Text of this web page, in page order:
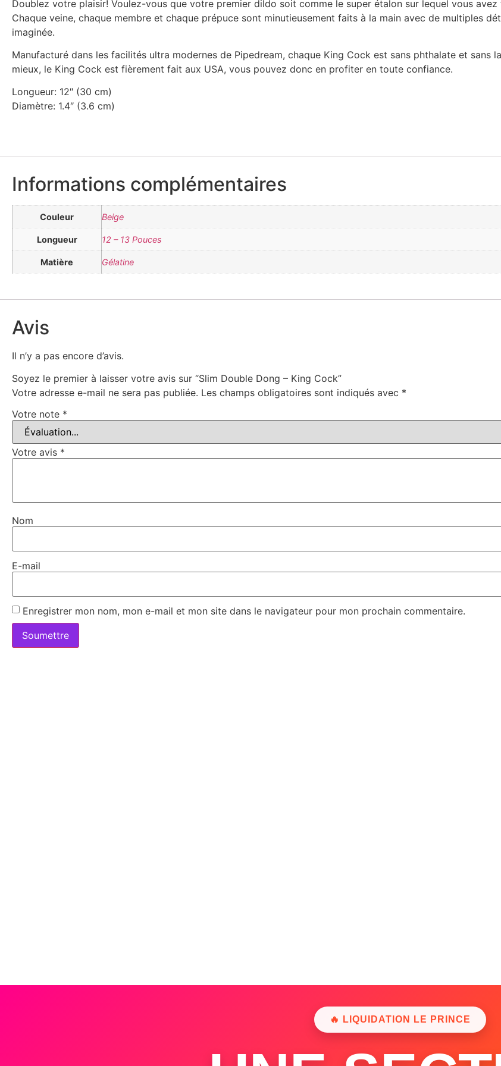
Doublez votre plaisir! Voulez-vous que votre premier dildo soit comme le super étalon sur lequel vous
Chaque veine, chaque membre et chaque prépuce sont minutieusement faits à la main avec de multiples
imaginée.
Manufacturé dans les facilités ultra modernes de Pipedream, chaque King Cock est sans phthalate et
mieux, le King Cock est fièrement fait aux USA, vous pouvez donc en profiter en toute confiance.
Longueur: 12″ (30 cm)
Diamètre: 1.4″ (3.6 cm)
Informations complémentaires
Couleur Beige
Longueur 12 – 13 Pouces
Matière Gélatine
Avis
Il n’y a pas encore d’avis.
Soyez le premier à laisser votre avis sur “Slim Double Dong – King Cock”
Votre adresse e-mail ne sera pas publiée. Les champs obligatoires sont indiqués avec *
Votre note *
Votre avis *
Nom
E-mail
Enregistrer mon nom, mon e-mail et mon site dans le navigateur pour mon prochain commentaire.
🔥 LIQUIDATION LE PRINCE